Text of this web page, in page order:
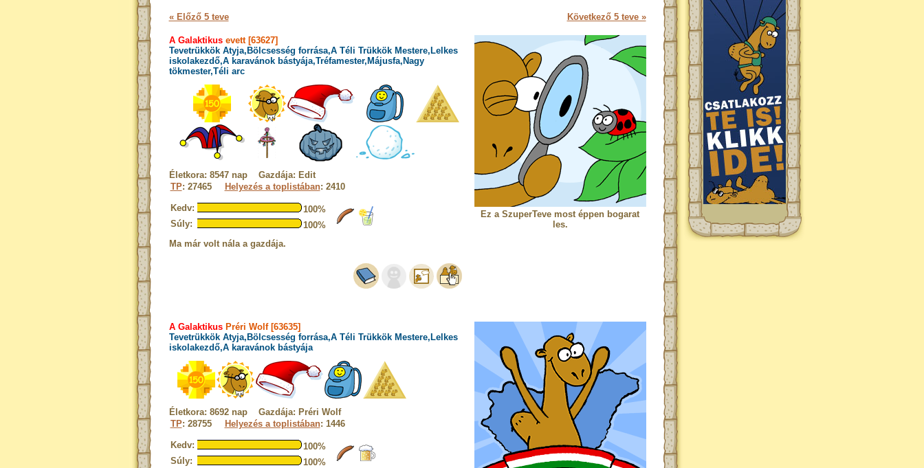
« Előző 5 teve Következő 5 teve »
A Galaktikusevett [63627]
Tevetrükkök Atyja,Bölcsesség forrása,A Téli Trükkök Mestere,Lelkes
iskolakezdő,A karavánok bástyája,Tréfamester,Májusfa,Nagy
tökmester,Téli arc
Életkora: 8547 nap Gazdája: Edit
TP: 27465 Helyezés a toplistában: 2410
Kedv:
100%
Súly:
100%
Ma már volt nála a gazdája.
Ez a SzuperTeve most éppen bogarat
les.
A GalaktikusPréri Wolf [63635]
Tevetrükkök Atyja,Bölcsesség forrása,A Téli Trükkök Mestere,Lelkes
iskolakezdő,A karavánok bástyája
Életkora: 8692 nap Gazdája: Préri Wolf
TP: 28755 Helyezés a toplistában: 1446
Kedv:
100%
Súly:
100%